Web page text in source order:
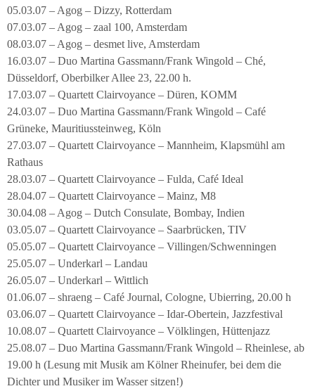
05.03.07 – Agog – Dizzy, Rotterdam
07.03.07 – Agog – zaal 100, Amsterdam
08.03.07 – Agog – desmet live, Amsterdam
16.03.07 – Duo Martina Gassmann/Frank Wingold – Ché,
Düsseldorf, Oberbilker Allee 23, 22.00 h.
17.03.07 – Quartett Clairvoyance – Düren, KOMM
24.03.07 – Duo Martina Gassmann/Frank Wingold – Café
Grüneke, Mauritiussteinweg, Köln
27.03.07 – Quartett Clairvoyance – Mannheim, Klapsmühl am
Rathaus
28.03.07 – Quartett Clairvoyance – Fulda, Café Ideal
28.04.07 – Quartett Clairvoyance – Mainz, M8
30.04.08 – Agog – Dutch Consulate, Bombay, Indien
03.05.07 – Quartett Clairvoyance – Saarbrücken, TIV
05.05.07 – Quartett Clairvoyance – Villingen/Schwenningen
25.05.07 – Underkarl – Landau
26.05.07 – Underkarl – Wittlich
01.06.07 – shraeng – Café Journal, Cologne, Ubierring, 20.00 h
03.06.07 – Quartett Clairvoyance – Idar-Obertein, Jazzfestival
10.08.07 – Quartett Clairvoyance – Völklingen, Hüttenjazz
25.08.07 – Duo Martina Gassmann/Frank Wingold – Rheinlese, ab
19.00 h (Lesung mit Musik am Kölner Rheinufer, bei dem die
Dichter und Musiker im Wasser sitzen!)